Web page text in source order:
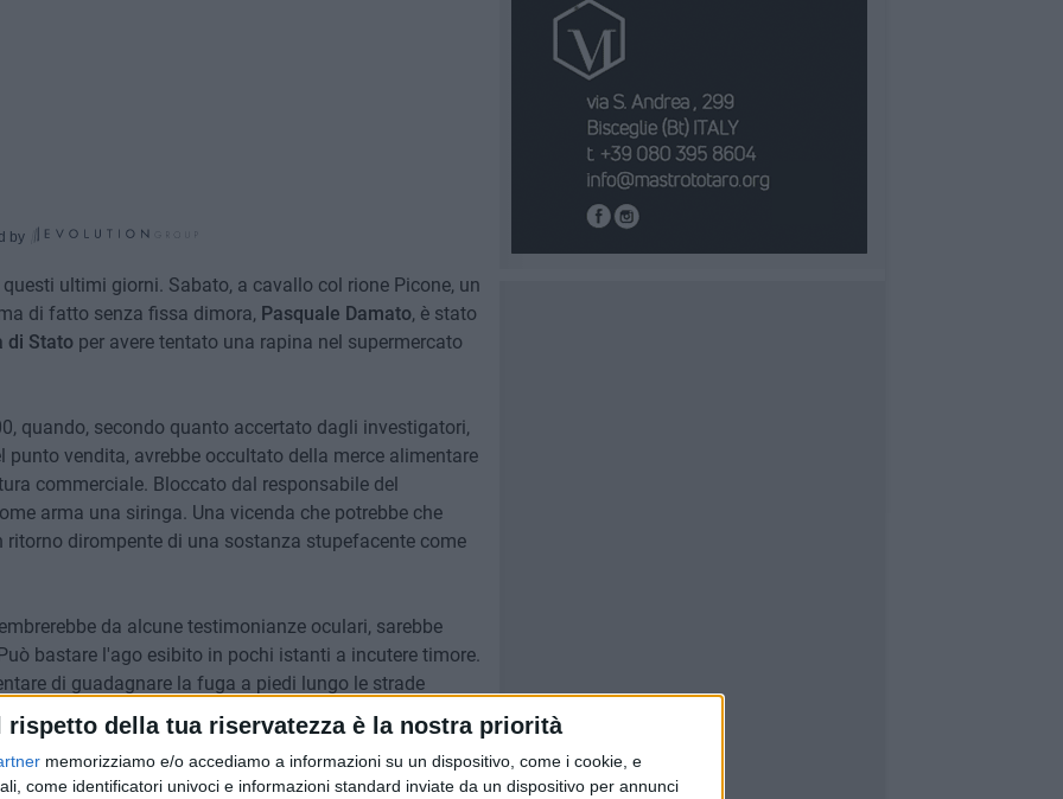
rispetto della tua riservatezza è la nostra priorità
memorizziamo e/o accediamo a informazioni su un dispositivo, come i cookie, e
come identificatori univoci e informazioni standard inviate da un dispositivo per annunci
by
ultimi giorni. Sabato, a cavallo col rione Picone, un
di fatto senza fissa dimora, Pasquale Damato, è stato
di Stato per avere tentato una rapina nel supermercato
quando, secondo quanto accertato dagli investigatori,
vendita, avrebbe occultato della merce alimentare
commerciale. Bloccato dal responsabile del
arma una siringa. Una vicenda che potrebbe che
dirompente di una sostanza stupefacente come
da alcune testimonianze oculari, sarebbe
bastare l'ago esibito in pochi istanti a incutere timore.
di guadagnare la fuga a piedi lungo le strade
colluttazione sul marciapiede, è stato infine
, arrivati rapidamente sul posto dopo l'allarme scattato al